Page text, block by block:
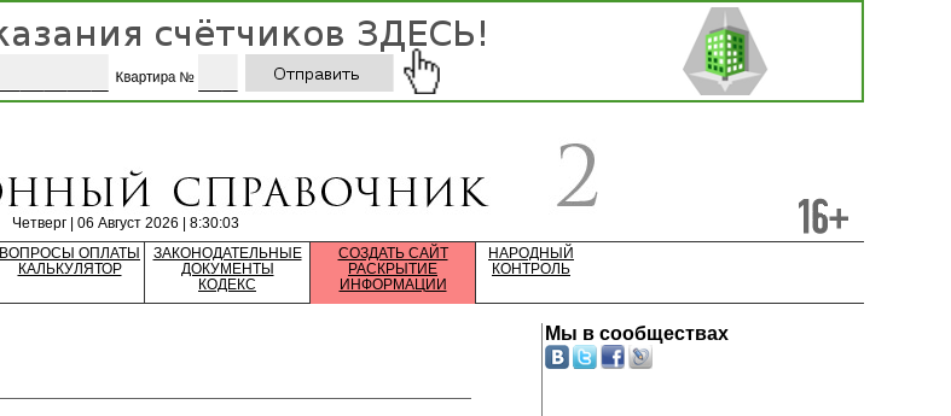
Четверг | 06 Август 2026 | 8:30:03
ВОПРОСЫ ОПЛАТЫ
КАЛЬКУЛЯТОР
ЗАКОНОДАТЕЛЬНЫЕ
ДОКУМЕНТЫ
КОДЕКС
СОЗДАТЬ САЙТ
РАСКРЫТИЕ
ИНФОРМАЦИИ
НАРОДНЫЙ
КОНТРОЛЬ
Мы в сообществах